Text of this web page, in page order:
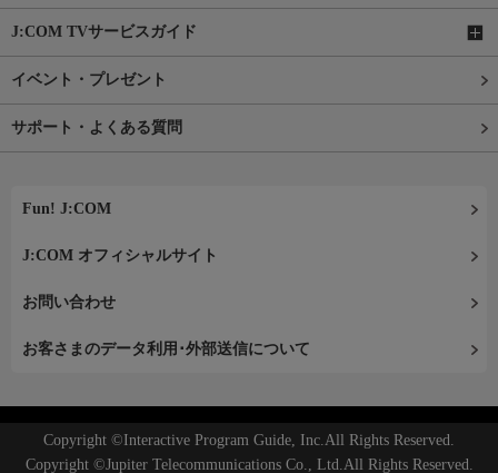
J:COM TVサービスガイド
イベント・プレゼント
サポート・よくある質問
Fun! J:COM
J:COM オフィシャルサイト
お問い合わせ
お客さまのデータ利用･外部送信について
Copyright ©Interactive Program Guide, Inc.All Rights Reserved.
Copyright ©Jupiter Telecommunications Co., Ltd.All Rights Reserved.